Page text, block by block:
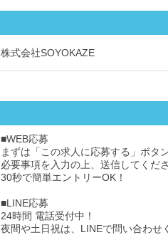
株式会社SOYOKAZE
■WEB応募
まずは「この求人に応募する」ボタ
必要事項を入力の上、送信してくださ
30秒で簡単エントリーOK！
■LINE応募
24時間 電話受付中！
夜間や土日祝は、LINEで問い合わせ